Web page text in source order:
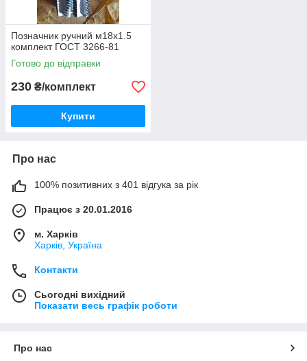
Позначник ручний м18х1.5
комплект ГОСТ 3266-81
Готово до відправки
230 ₴/комплект
Купити
Про нас
100% позитивних з 401 відгука за рік
Працює з 20.01.2016
м. Харків
Харків, Україна
Контакти
Сьогодні вихідний
Показати весь графік роботи
Про нас